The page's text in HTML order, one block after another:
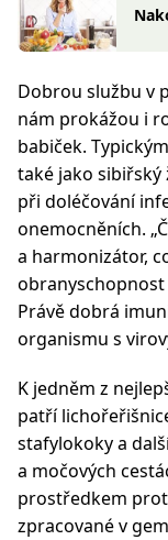
Dobrou službu v
nám prokážou i
babiček.
také jako sibiřský
při doléčování
onemocněních.
a harmonizátor,
Právě dobrá
organismu s
K jedněm z
patří
stafylokoky a
a močových
prostředkem
zpracované v